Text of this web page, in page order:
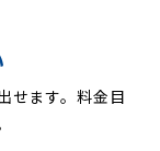
せます。料金目